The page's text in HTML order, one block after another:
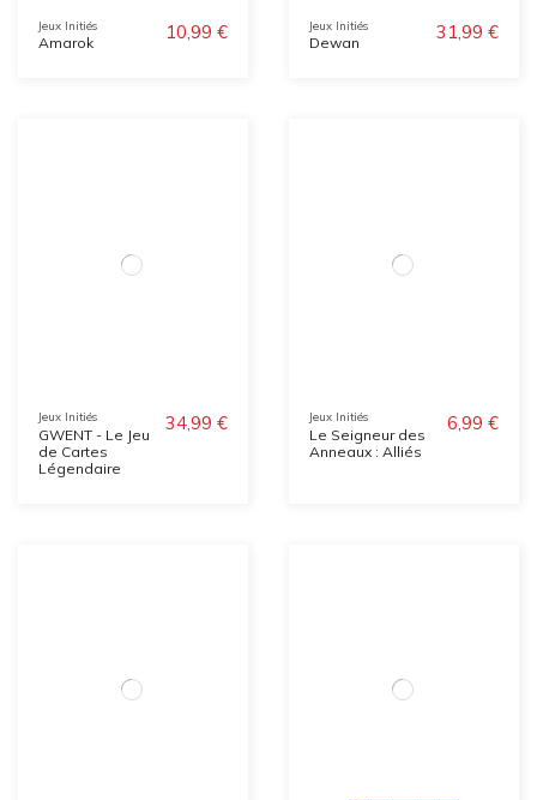
Jeux Initiés
Amarok 10,99 € Jeux Initiés
Dewan 31,99 €
Jeux Initiés
GWENT - Le Jeu
de Cartes
Légendaire
34,99 € Jeux Initiés
Le Seigneur des
Anneaux : Alliés
6,99 €